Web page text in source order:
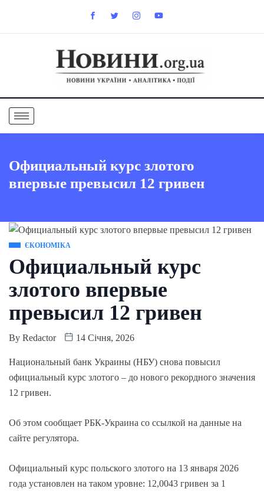
Официальный курс злотого
впервые превысил 12 гривен
ЄКОНОМІКА
Официальный курс
злотого впервые
превысил 12 гривен
By Redactor 14 Січня, 2026
Национальный банк Украины (НБУ) снова повысил
официальный курс злотого – до нового рекордного значения
12 гривен.
Об этом сообщает РБК-Украина со ссылкой на данные на
сайте регулятора.
Официальный курс польского злотого на 13 января 2026
года установлен на таком уровне: 12,0043 гривен за 1